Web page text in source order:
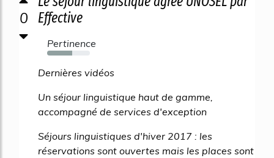
0
Effective
Pertinence
58%
Dernières vidéos
Un séjour linguistique haut de gamme,
accompagné de services d'exception
Séjours linguistiques d'hiver 2017 : les
réservations sont ouvertes mais les places sont